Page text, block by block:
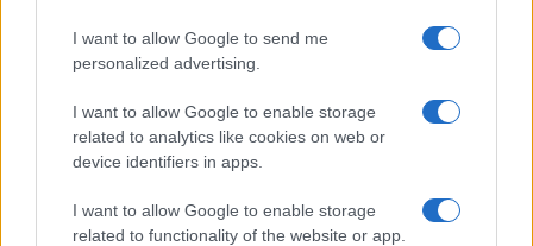
I want to allow Google to send me
personalized advertising.
I want to allow Google to enable storage
related to analytics like cookies on web or
device identifiers in apps.
I want to allow Google to enable storage
related to functionality of the website or app.